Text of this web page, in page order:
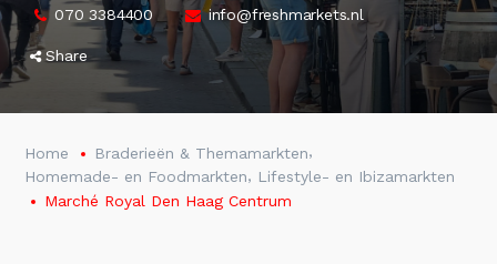
070 3384400
info@freshmarkets.nl
Share
Home Braderieën & Themamarkten,
Homemade- en Foodmarkten, Lifestyle- en Ibizamarkten
Marché Royal Den Haag Centrum